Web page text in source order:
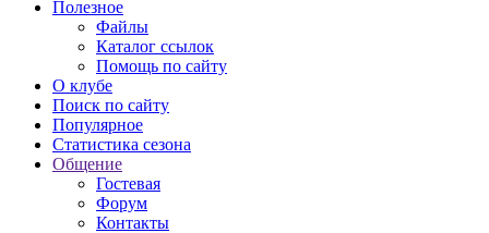
Полезное
Файлы
Каталог ссылок
Помощь по сайту
О клубе
Поиск по сайту
Популярное
Статистика сезона
Общение
Гостевая
Форум
Контакты